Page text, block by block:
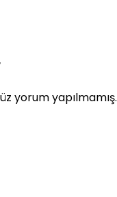
yorum yapılmamış.